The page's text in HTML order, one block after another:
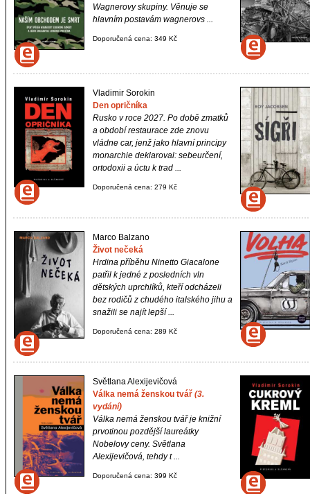
Wagnerovy skupiny. Věnuje se
hlavním postavám wagnerovs ...
Doporučená cena: 349 Kč
Vladimir Sorokin
Den opričníka
Rusko v roce 2027. Po době zmatků
a období restaurace zde znovu
vládne car, jenž jako hlavní principy
monarchie deklaroval: sebeurčení,
ortodoxii a úctu k trad ...
Doporučená cena: 279 Kč
Marco Balzano
Život nečeká
Hrdina příběhu Ninetto Giacalone
patřil k jedné z posledních vln
dětských uprchlíků, kteří odcházeli
bez rodičů z chudého italského jihu a
snažili se najít lepší ...
Doporučená cena: 289 Kč
Světlana Alexijevičová
Válka nemá ženskou tvář (3.
vydání)
Válka nemá ženskou tvářje knižní
prvotinou pozdější laureátky
Nobelovy ceny. Světlana
Alexijevičová, tehdy t ...
Doporučená cena: 399 Kč